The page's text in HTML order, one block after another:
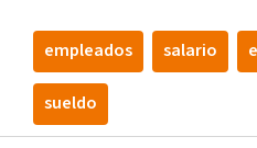
empleados salario
sueldo